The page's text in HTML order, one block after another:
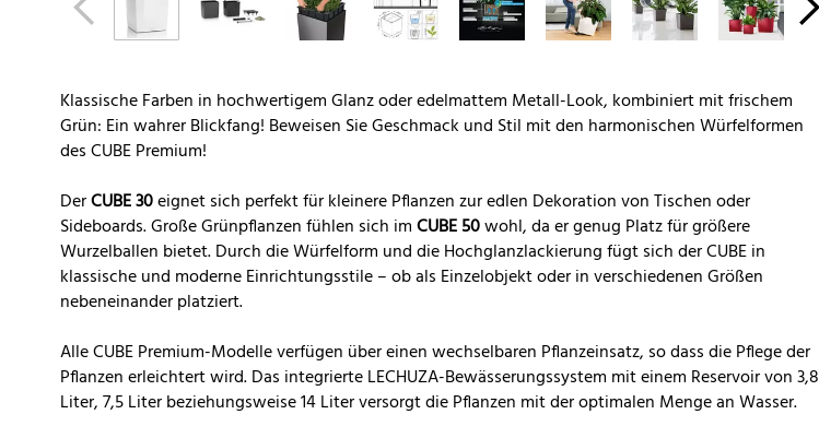
Klassische Farben in hochwertigem Glanz oder edelmattem Metall-Look, kombiniert mit frischem
Grün: Ein wahrer Blickfang! Beweisen Sie Geschmack und Stil mit den harmonischen Würfelformen
des CUBE Premium!
DerCUBE 30eignet sich perfekt für kleinere Pflanzen zur edlen Dekoration von Tischen oder
Sideboards. Große Grünpflanzen fühlen sich imCUBE 50wohl, da er genug Platz für größere
Wurzelballen bietet. Durch die Würfelform und die Hochglanzlackierung fügt sich der CUBE in
klassische und moderne Einrichtungsstile – ob als Einzelobjekt oder in verschiedenen Größen
nebeneinander platziert.
Alle CUBE Premium-Modelle verfügen über einen wechselbaren Pflanzeinsatz, so dass die Pflege der
Pflanzen erleichtert wird. Das integrierte LECHUZA-Bewässerungssystem mit einem Reservoir von 3,8
Liter, 7,5 Liter beziehungsweise 14 Liter versorgt die Pflanzen mit der optimalen Menge an Wasser.